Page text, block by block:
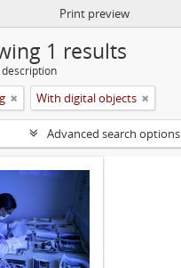
Print preview
1 results
With digital objects
Advanced search options